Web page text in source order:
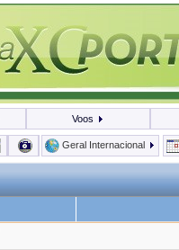
Voos
Geral Internacional